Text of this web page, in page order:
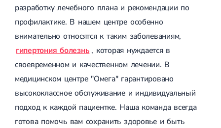
разработку лечебного плана и рекомендации по
профилактике. В нашем центре особенно
внимательно относятся к таким заболеваниям,
гипертония болезнь , которая нуждается в
своевременном и качественном лечении. В
медицинском центре "Омега" гарантировано
высококлассное обслуживание и индивидуальный
подход к каждой пациентке. Наша команда всегда
готова помочь вам сохранить здоровье и быть